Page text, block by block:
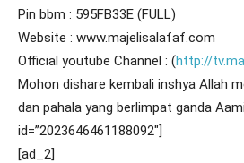
Pin bbm : 595FB33E (FULL)
Website : www.majelisalafaf.com
Official youtube Channel : (http://
Mohon dishare kembali inshya Allah
dan pahala yang berlimpat ganda
id=”2023646461188092″]
[ad_2]